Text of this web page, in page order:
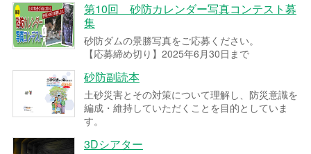
第10回 砂防カレンダー写真コンテスト募
集
砂防ダムの景勝写真をご応募ください。
【応募締め切り】2025年6月30日まで
砂防副読本
土砂災害とその対策について理解し、防災意識を
編成・維持していただくことを目的としていま
す。
3Dシアター